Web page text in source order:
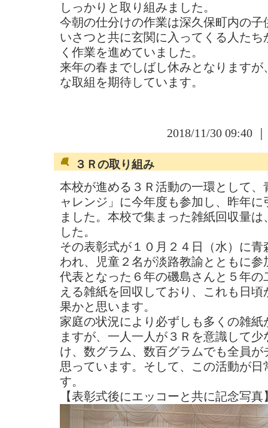
しっかりと取り組みました。
今朝の仕分けの作業は深久保町内の
いさつと共に玄関に入ってくる人た
く作業を進めていました。
来年の春までしばし休みとなります
な取組を期待しています。
2018/11/30 09:40
３Ｒの取り組み
本校が進める３Ｒ活動の一環として
ャレンジ」に今年度も参加し、昨年
ました。本校で集まった雑紙回収量
した。
その表彰式が１０月２４日（水）に
われ、児童２名が淡路教諭とともに参
代表となった６年の磯島さんと５年
える雑紙を回収しており、これも日
果かと思います。
家庭の状況により必ずしも多くの雑
ますが、一人一人が３Ｒを意識して
け、数グラム、数百グラムでも全員
思っています。そして、この活動が
す。
【表彰式後にエッコーと共に記念写真